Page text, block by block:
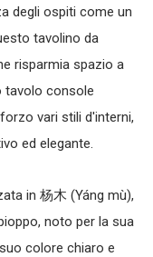
degli ospiti come un
tavolino da
risparmia spazio a
tavolo console
vari stili d'interni,
ed elegante.
in 杨木 (Yáng mù),
noto per la sua
colore chiaro e